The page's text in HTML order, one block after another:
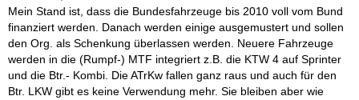
Mein Stand ist, dass die Bundesfahrzeuge bis 2010 voll vom Bund
finanziert werden. Danach werden einige ausgemustert und sollen
den Org. als Schenkung überlassen werden. Neuere Fahrzeuge
werden in die (Rumpf-) MTF integriert z.B. die KTW 4 auf Sprinter
und die Btr.- Kombi. Die ATrKw fallen ganz raus und auch für den
Btr. LKW gibt es keine Verwendung mehr. Sie bleiben aber wie